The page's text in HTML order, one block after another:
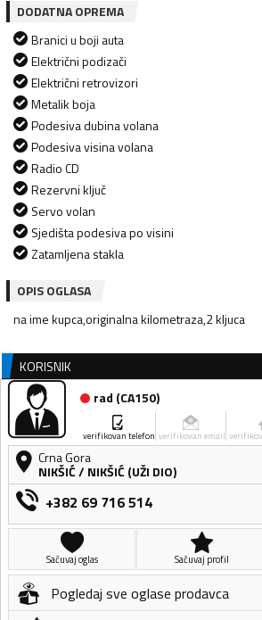
DODATNA OPREMA
Branici u boji auta
Električni podizači
Električni retrovizori
Metalik boja
Podesiva dubina volana
Podesiva visina volana
Radio CD
Rezervni ključ
Servo volan
Sjedišta podesiva po visini
Zatamljena stakla
OPIS OGLASA
na ime kupca,originalna kilometraza,2 kljuca
KORISNIK
rad (CA150)
verifikovan telefon verifikovan email
Crna Gora
NIKŠIĆ/ NIKŠIĆ (UŽI DIO)
+382 69 716 514
Sačuvaj oglas Sačuvaj profil
Pogledaj sve oglase prodavca